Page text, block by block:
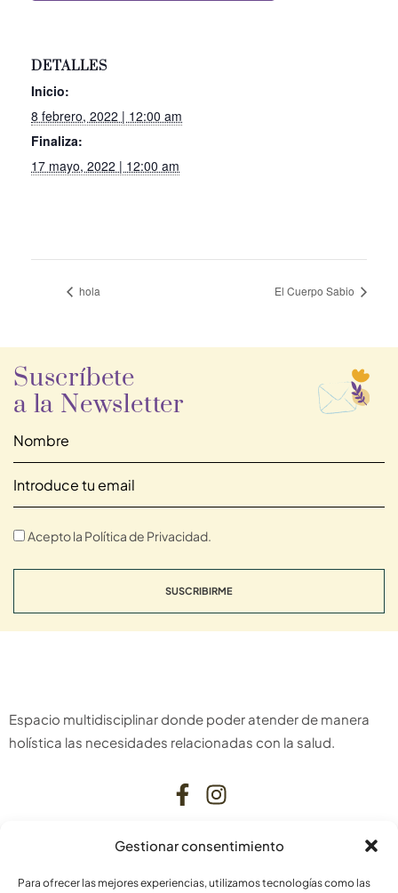
Gestionar consentimiento
Para ofrecer las mejores experiencias, utilizamos tecnologías como las
DETALLES
Inicio:
8 febrero, 2022 | 12:00 am
Finaliza:
17 mayo, 2022 | 12:00 am
hola El Cuerpo Sabio
Suscríbete
a la Newsletter
Acepto la Política de Privacidad.
SUSCRIBIRME
Espacio multidisciplinar donde poder atender de manera
holística las necesidades relacionadas con la salud.